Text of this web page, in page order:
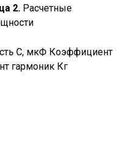
2. Расчетные
C, мкФ Коэффициент
гармоник Кг